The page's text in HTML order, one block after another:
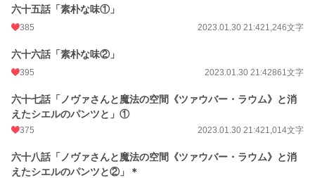
六十五話「素朴な味①」
385 2023.01.30 21:421,246文字
六十六話「素朴な味②」
395 2023.01.30 21:42861文字
六十七話「ノヴァさんと魔法の空間《ツァウバー・ラウム》と消
えたシエルのパンツと」①
375 2023.01.30 21:421,014文字
六十八話「ノヴァさんと魔法の空間《ツァウバー・ラウム》と消
えたシエルのパンツと②」＊